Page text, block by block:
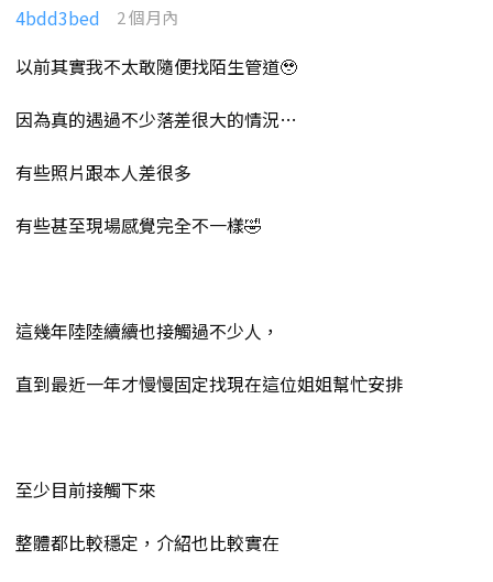
4bdd3bed 2 個月內
以前其實我不太敢隨便找陌生管道🥹
因為真的遇過不少落差很大的情況…
有些照片跟本人差很多
有些甚至現場感覺完全不一樣🤣
這幾年陸陸續續也接觸過不少人，
直到最近一年才慢慢固定找現在這位姐姐幫忙安排
至少目前接觸下來
整體都比較穩定，介紹也比較實在